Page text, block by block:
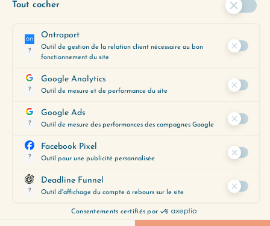
ENVIE D’ALLER PLUS
Utilisez notre Guide d’Écoute, un
découvrir les épisodes qui
correspondent le mieux à vos